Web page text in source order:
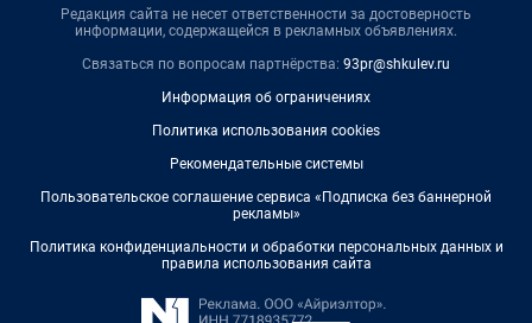
Редакция сайта не несет ответственности за достоверность
информации, содержащейся в рекламных объявлениях.
Связаться по вопросам партнёрства: 93pr@shkulev.ru
Информация об ограничениях
Политика использования cookies
Рекомендательные системы
Пользовательское соглашение сервиса «Подписка без баннерной
рекламы»
Политика конфиденциальности и обработки персональных данных и
правила использования сайта